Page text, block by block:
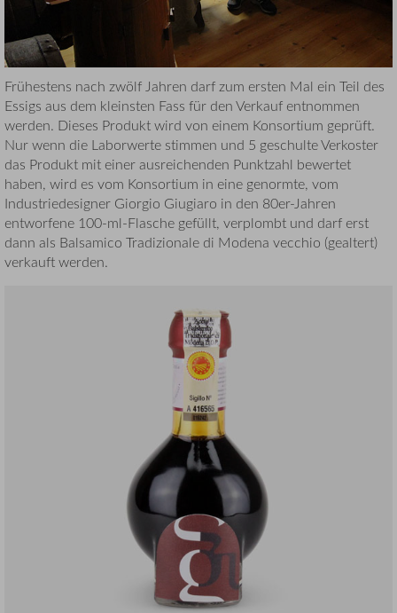
Frühestens nach zwölf Jahren darf zum ersten Mal ein Teil des
Essigs aus dem kleinsten Fass für den Verkauf entnommen
werden. Dieses Produkt wird von einem Konsortium geprüft.
Nur wenn die Laborwerte stimmen und 5 geschulte Verkoster
das Produkt mit einer ausreichenden Punktzahl bewertet
haben, wird es vom Konsortium in eine genormte, vom
Industriedesigner Giorgio Giugiaro in den 80er-Jahren
entworfene 100-ml-Flasche gefüllt, verplombt und darf erst
dann als Balsamico Tradizionale di Modena vecchio (gealtert)
verkauft werden.